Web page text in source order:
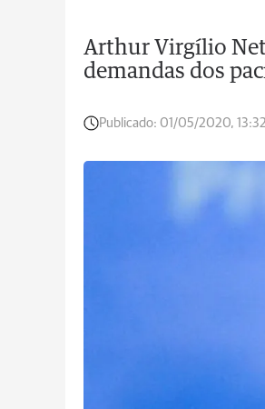
Arthur Virgílio
demandas dos
Publicado: 01/05/2020, 13:32